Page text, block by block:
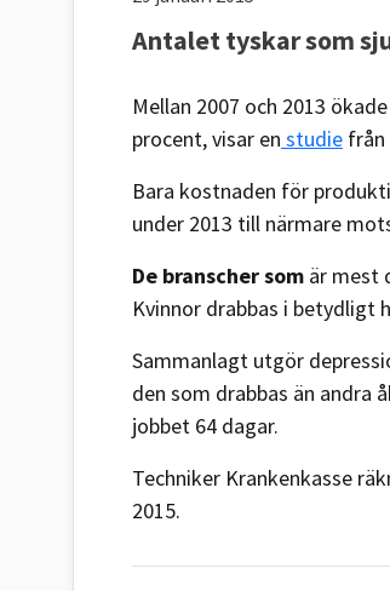
Antalet tyskar som
Mellan 2007 och 2013
procent, visar en studie från
Bara kostnaden för
under 2013 till närmare
De branscher som är mest
Kvinnor drabbas i betydligt
Sammanlagt utgör
den som drabbas än andra
jobbet 64 dagar.
Techniker Krankenkasse
2015.